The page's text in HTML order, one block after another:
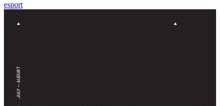
esport